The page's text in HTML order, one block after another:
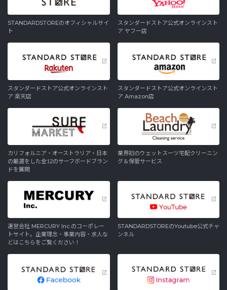
STANDARDSTOREのオフィシャルサイ
ト
スタンダードストア公式オンラインスト
ア ヤフー店
スタンダードストア公式オンラインスト
ア 楽天店
スタンダードストア公式オンラインスト
ア Amazon店
カリフォルニア・オーストラリア・日本
の厳選をした全12のサーフボードブラン
ドを展開
業界初のウェットスーツ宅配クリーニン
グ＆保管サービス
運営会社 MERCURY Inc.のコーポレー
トサイト。企業理念・事業内容・求人な
どはこちらをご覧ください！
STANDARDSTOREのYoutube公式チャ
ンネル